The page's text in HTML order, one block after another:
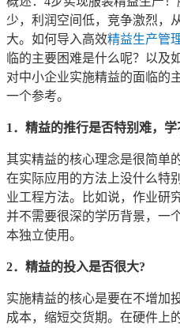
少，利润空间低，竞争激烈，
大。如何导入高效精益生产管
临的主要困难是什么呢？以及
对中小企业实施精益的面临的
一个参考。
1．精益的推行是否特别难，
其实精益的核心理念是很简单
在实际应用的方法上没什么特
业工程方法。比如说，作业研
并不需要很深的学历背景，一
本独立使用。
2．精益的投入是否很大?
实施精益的核心是要在不增加
成本，缩短交货期。在硬件上